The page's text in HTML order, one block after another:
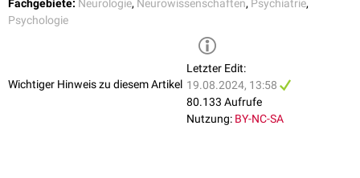
Enzephalitis
Abusus
(z.B. gewissePsychopharmaka
Fachgebiete: Neurologie, Neurowissenschaften, Psychiatrie,
Psychologie
Wichtiger Hinweis zu diesem Artikel
Letzter Edit:
19.08.2024, 13:58
80.133 Aufrufe
Nutzung: BY-NC-SA